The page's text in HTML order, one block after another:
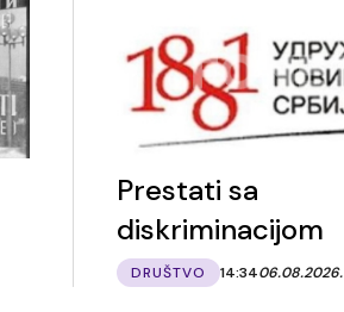
Prestati sa
diskriminacijom
DRUŠTVO 14:3406.08.2026.